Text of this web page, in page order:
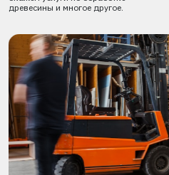
древесины и многое другое.